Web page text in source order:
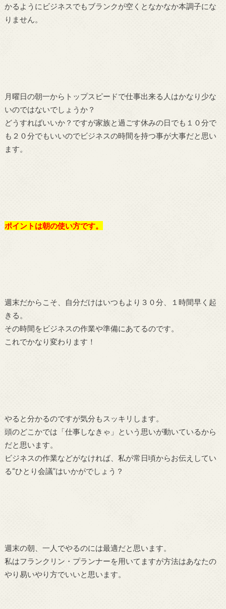
かるようにビジネスでもブランクが空くとなかなか本調子にな
りません。
月曜日の朝一からトップスピードで仕事出来る人はかなり少な
いのではないでしょうか？
どうすればいいか？ですが家族と過ごす休みの日でも１０分で
も２０分でもいいのでビジネスの時間を持つ事が大事だと思い
ます。
ポイントは朝の使い方です。
週末だからこそ、自分だけはいつもより３０分、１時間早く起
きる。
その時間をビジネスの作業や準備にあてるのです。
これでかなり変わります！
やると分かるのですが気分もスッキリします。
頭のどこかでは「仕事しなきゃ」という思いが動いているから
だと思います。
ビジネスの作業などがなければ、私が常日頃からお伝えしてい
る“ひとり会議”はいかがでしょう？
週末の朝、一人でやるのには最適だと思います。
私はフランクリン・プランナーを用いてますが方法はあなたの
やり易いやり方でいいと思います。